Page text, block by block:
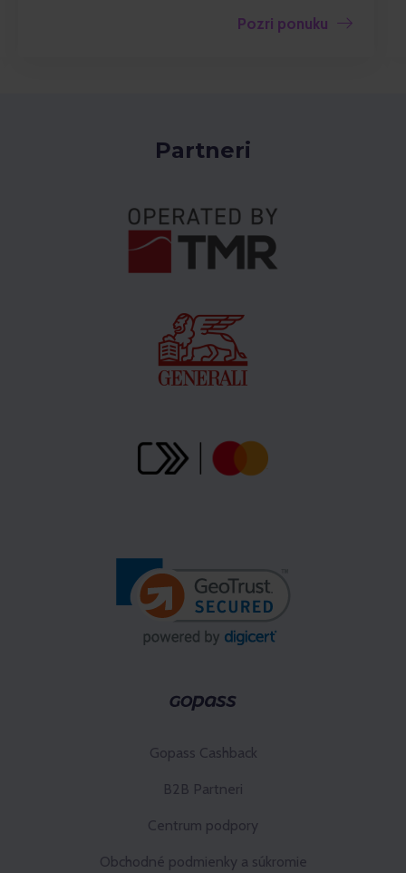
Pozri ponuku
Partneri
Gopass Cashback
B2B Partneri
Centrum podpory
Obchodné podmienky a súkromie